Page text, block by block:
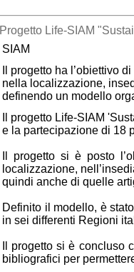
Progetto Life-SIAM
SIAM
Il progetto ha l’obiettivo
nella localizzazione,
definendo un modello
Il progetto Life-SIAM
e la partecipazione di 18
Il progetto si è posto
localizzazione,
quindi anche di quelle
Definito il modello, è
in sei differenti Regioni
Il progetto si è
bibliografici per